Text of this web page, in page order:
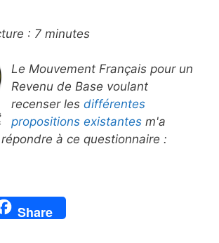
: 7 minutes
Le Mouvement Français pour un
Revenu de Base voulant
recenser les différentes
propositions existantes m'a
à ce questionnaire :
Share